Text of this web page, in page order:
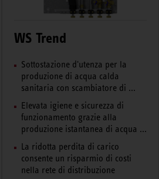
WS Trend
Sottostazione d'utenza per la
produzione di acqua calda
sanitaria con scambiatore di ...
Elevata igiene e sicurezza di
funzionamento grazie alla
produzione istantanea di acqua ...
La ridotta perdita di carico
consente un risparmio di costi
nella rete di distribuzione